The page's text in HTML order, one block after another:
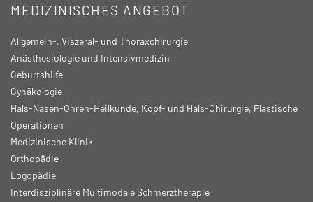
MEDIZINISCHES ANGEBOT
Allgemein-, Viszeral- und Thoraxchirurgie
Anästhesiologie und Intensivmedizin
Geburtshilfe
Gynäkologie
Hals-Nasen-Ohren-Heilkunde, Kopf- und Hals-Chirurgie, Plastische
Operationen
Medizinische Klinik
Orthopädie
Logopädie
Interdisziplinäre Multimodale Schmerztherapie